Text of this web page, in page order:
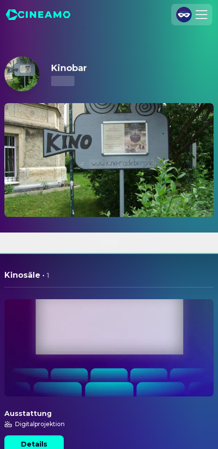
Impressum
Datenschutzerklärung
Datenschutzeinstellungen
Kinobar
Kinosäle · 1
Ausstattung
Digitalprojektion
Details